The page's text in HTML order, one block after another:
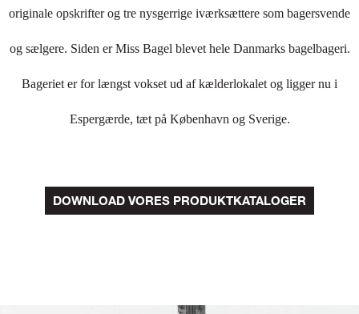
originale opskrifter og tre nysgerrige iværksættere som bagersvende
og sælgere. Siden er Miss Bagel blevet hele Danmarks bagelbageri.
Bageriet er for længst vokset ud af kælderlokalet og ligger nu i
Espergærde, tæt på København og Sverige.
DOWNLOAD VORES PRODUKTKATALOGER